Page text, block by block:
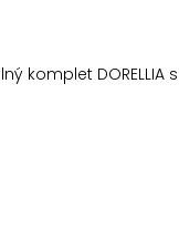
komplet DORELLIA